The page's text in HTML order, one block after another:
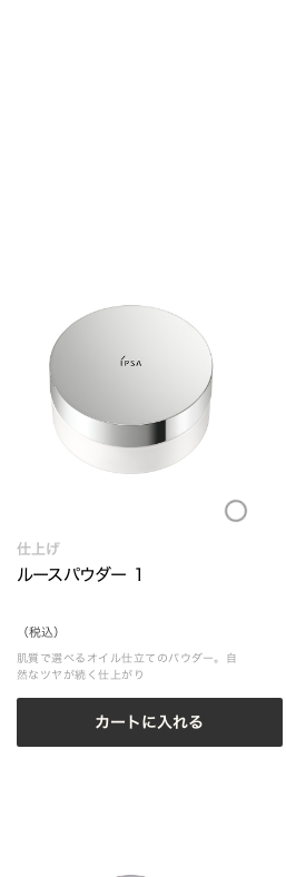
Loading...
仕上げ
ルースパウダー 1
（税込）
肌質で選べるオイル仕立てのパウダー。自
然なツヤが続く仕上がり
カートに入れる